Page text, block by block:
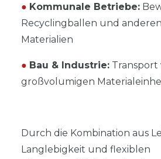
● Kommunale Betriebe:
Recyclingballen und
Materialien
● Bau & Industrie: Transport
großvolumigen
Durch die Kombination aus
Langlebigkeit und flexiblen